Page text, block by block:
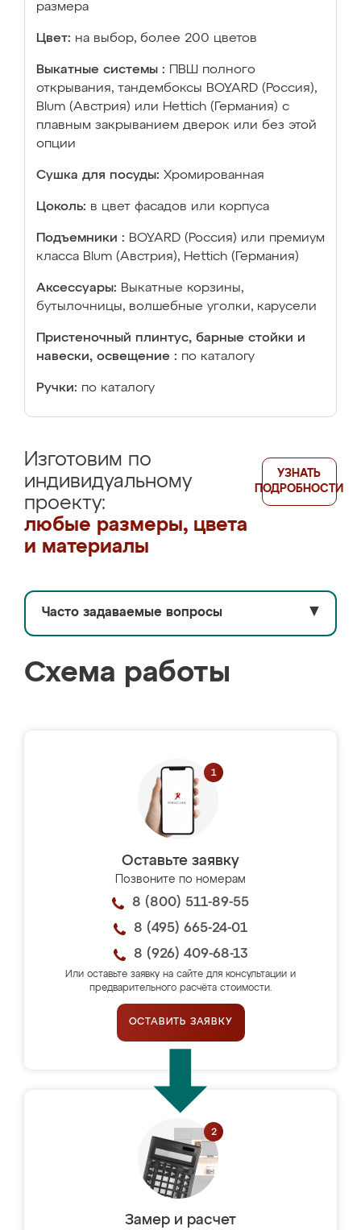
размера
Цвет: на выбор, более 200 цветов
Выкатные системы :
ПВШ полного
открывания, тандембоксы BOYARD (Россия),
Blum (Австрия) или Hettich (Германия) с
плавным закрыванием дверок или без этой
опции
Сушка для посуды: Хромированная
Цоколь: в цвет фасадов или корпуса
Подъемники : BOYARD (Россия) или премиум
класса Blum (Австрия), Hettich (Германия)
Аксессуары: Выкатные корзины,
бутылочницы, волшебные уголки, карусели
Пристеночный плинтус, барные стойки и
навески, освещение : по каталогу
Ручки: по каталогу
Изготовим по
индивидуальному
проекту:
любые размеры, цвета
и материалы
УЗНАТЬ
ПОДРОБНОСТИ
Часто задаваемые вопросы ▼
Схема работы
Оставьте заявку
Позвоните по номерам
8 (800) 511-89-55
8 (495) 665-24-01
8 (926) 409-68-13
Или оставьте заявку на сайте для консультации и
предварительного расчёта стоимости.
ОСТАВИТЬ ЗАЯВКУ
Замер и расчет